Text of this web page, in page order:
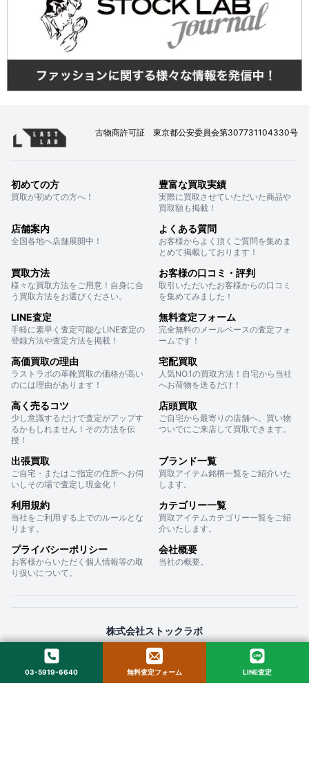
古物商許可証 東京都公安委員会第307731104330号
初めての方
買取が初めての方へ！
豊富な買取実績
実際に買取させていただいた商品や
買取額も掲載！
店舗案内
全国各地へ店舗展開中！
よくある質問
お客様からよく頂くご質問を集めま
とめて掲載しております！
買取方法
様々な買取方法をご用意！自身に合
う買取方法をお選びください。
お客様の口コミ・評判
取引いただいたお客様からの口コミ
を集めてみました！
LINE査定
手軽に素早く査定可能なLINE査定の
登録方法や査定方法を掲載！
無料査定フォーム
完全無料のメールベースの査定フォ
ームです！
高価買取の理由
ラストラボの革靴買取の価格が高い
のには理由があります！
宅配買取
人気NO.1の買取方法！自宅から当社
へお荷物を送るだけ！
高く売るコツ
少し意識するだけで査定がアップす
るかもしれません！その方法を伝
授！
店頭買取
ご自宅から最寄りの店舗へ。買い物
ついでにご来店して買取できます。
出張買取
ご自宅・またはご指定の住所へお伺
いしその場で査定し現金化！
ブランド一覧
買取アイテム銘柄一覧をご紹介いた
します。
利用規約
当社をご利用する上でのルールとな
ります。
カテゴリー一覧
買取アイテムカテゴリー一覧をご紹
介いたします。
プライバシーポリシー
お客様からいただく個人情報等の取
り扱いについて。
会社概要
当社の概要。
株式会社ストックラボ
〒160-0022 東京都新宿区新宿２丁目１２−１６ セントフォービル ２０３
© 2025 StockLab. All Rights Reserved.
03-5919-6640 無料査定フォーム LINE査定